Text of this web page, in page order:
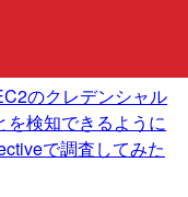
のクレデンシャル
を検知できるように
で調査してみた